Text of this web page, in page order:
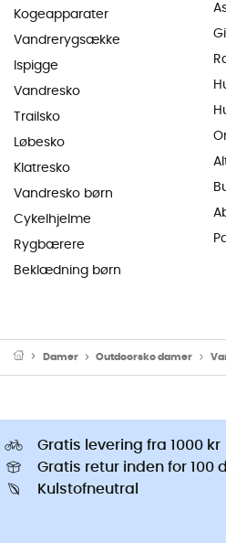
Kogeapparater
Vandrerygsække
Ispigge
Vandresko
Trailsko
Løbesko
Klatresko
Vandresko børn
Cykelhjelme
Rygbærere
Beklædning børn
Damer Outdoorsko damer
Gratis levering fra 1000 kr
Gratis retur inden for 100
Kulstofneutral